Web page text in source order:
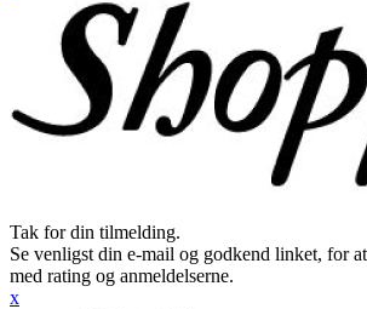
Tak for din tilmelding.
Se venligst din e-mail og godkend linket, for
med rating og anmeldelserne.
x